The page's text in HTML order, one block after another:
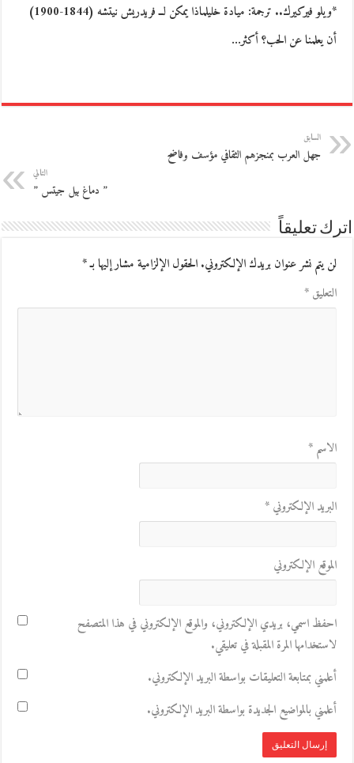
*ويلو فيركيرك.. ترجمة: ميادة خليلماذا يمكن لــ فريدريش نيتشه (1844-1900)
أن يعلمنا عن الحب؟ أكثر…
السابق
جهل العرب بمنجزهم الثقافي مؤسف وفاضح
التالي
” دماغ بيل جيتس ”
اترك تعليقاً
لن يتم نشر عنوان بريدك الإلكتروني.الحقول الإلزامية مشار إليها بـ*
التعليق*
الاسم*
البريد الإلكتروني*
الموقع الإلكتروني
احفظ اسمي، بريدي الإلكتروني، والموقع الإلكتروني في هذا المتصفح
لاستخدامها المرة المقبلة في تعليقي.
أعلمني بمتابعة التعليقات بواسطة البريد الإلكتروني.
أعلمني بالمواضيع الجديدة بواسطة البريد الإلكتروني.